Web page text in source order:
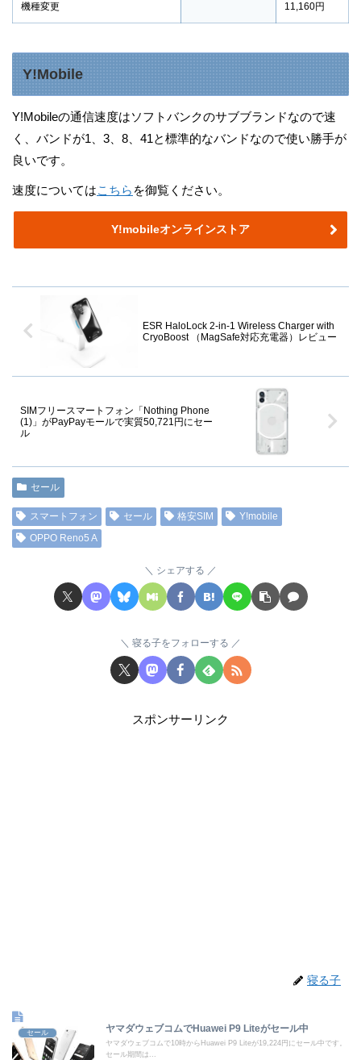
機種変更 11,160円
Y!Mobile
Y!Mobileの通信速度はソフトバンクのサブブランドなので速
く、バンドが1、3、8、41と標準的なバンドなので使い勝手が
良いです。
速度についてはこちら を御覧ください。
Y!mobileオンラインストア
ESR HaloLock 2-in-1 Wireless Charger with
CryoBoost （MagSafe対応充電器）レビュー
SIMフリースマートフォン「Nothing Phone
(1)」がPayPayモールで実質50,721円にセー
ル
セール
スマートフォン セール 格安SIM
Y!mobile
OPPO Reno5 A
シェアする
寝る子をフォローする
スポンサーリンク
寝る子
セール ヤマダウェブコムでHuawei P9 Liteがセール中
ヤマダウェブコムで10時からHuawei P9 Liteが19,224円にセール中です。
セール期間は...